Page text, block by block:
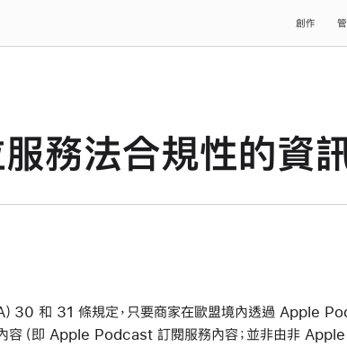
創作
務法合規性的資
）30 和 31 條規定，只要商家在歐盟境內透過 Apple
容（即 Apple Podcast 訂閱服務內容；並非由非 Apple